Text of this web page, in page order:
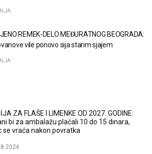
REMEK-DELO MEĐURATNOG BEOGRADA:
vile ponovo sija starim sjajem
ZA FLAŠE I LIMENKE OD 2027. GODINE:
bi za ambalažu plaćali 10 do 15 dinara,
se vraća nakon povratka